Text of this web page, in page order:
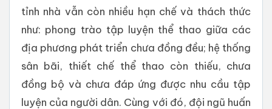
tỉnh nhà vẫn còn nhiều hạn chế và thách thức
như: phong trào tập luyện thể thao giữa các
địa phương phát triển chưa đồng đều; hệ thống
sân bãi, thiết chế thể thao còn thiếu, chưa
đồng bộ và chưa đáp ứng được nhu cầu tập
luyện của người dân. Cùng với đó, đội ngũ huấn